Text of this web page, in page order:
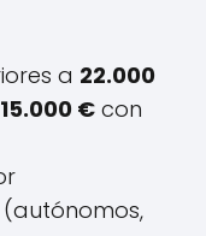
a 22.000
15.000 € con
(autónomos,